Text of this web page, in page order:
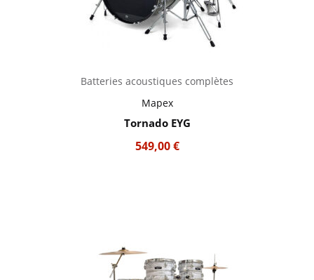
Batteries acoustiques complètes
Mapex
Tornado EYG
549,00€